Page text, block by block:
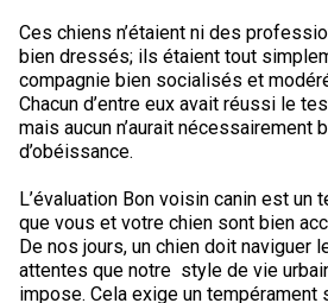
Berger australien
Bouvier australien courte queue
Colley barbu
Beauceron
Basenji
Basset Hound
Beagle
Chien de St-Hubert
Chien esquimau américain
Bichon frisé
Terrier de Boston
Bouledogue anglais
Barbet
Braque français (Gascogne)
Braque français (Pyrénées)
Braque d'Auvergne
Terriers
Terrier airedale
Terrier Nu Américain
Terrier américain du Staffordshire
Chiens nains
Affenpinscher
Chien esquimau américain (nain)
Chiens de travail
Akita
Stratégies en matière de santé des
Programme d'ADN
Programme de certification des
Groupe 1 - Chiens de sport
Groupe 2 - Lévriers et chiens
Groupe 3 - Chiens-de-travail
Groupe 4 - Terriers
Programme de soutien aux
Inscription à la Puppy List
L'importation des chiens
Bureau des commandes
Programme Bon voisin canin du
Programme de poursuite sur leurre
Expositions de conformation
Épreuve de chien de trait
Procédure pour enregistrer un chien
Procédure pour un numéro
Répertoire des juges
Top Dogs
Top Dogs 2025
Assemblée générale annuelle du
Royal Canin
BFL Canada
Days Inn
Dodge
Adhésion au CCC
Jeunes manieurs
Bureau des commandes
1-800-250-8040
orderdesk@ckc.ca
FAQ
Quand puis-je m'attendre à recevoir une
Ces chiens n’étaient ni des
bien dressés; ils étaient tout
compagnie bien socialisés et
Chacun d’entre eux avait réussi le
mais aucun n’aurait nécessairement
d’obéissance.
L’évaluation Bon voisin canin est un
que vous et votre chien sont bien
De nos jours, un chien doit naviguer
attentes que notre style de vie
impose. Cela exige un tempérament